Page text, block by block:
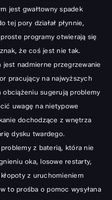
wymiana matrycy
i wymiana pasty
czarny ekran
wymiana jest konieczna?
laptopów w Gorzowie
serwisu
na usługi
jest gwałtowny spadek
tej pory działał płynnie,
programy otwierają się
że coś jest nie tak.
jest nadmierne przegrzewanie
pracujący na najwyższych
sugerują problemy
uwagę na nietypowe
dochodzące z wnętrza
dysku twardego.
z baterią, która nie
oka, losowe restarty,
z uruchomieniem
to prośba o pomoc wysyłana